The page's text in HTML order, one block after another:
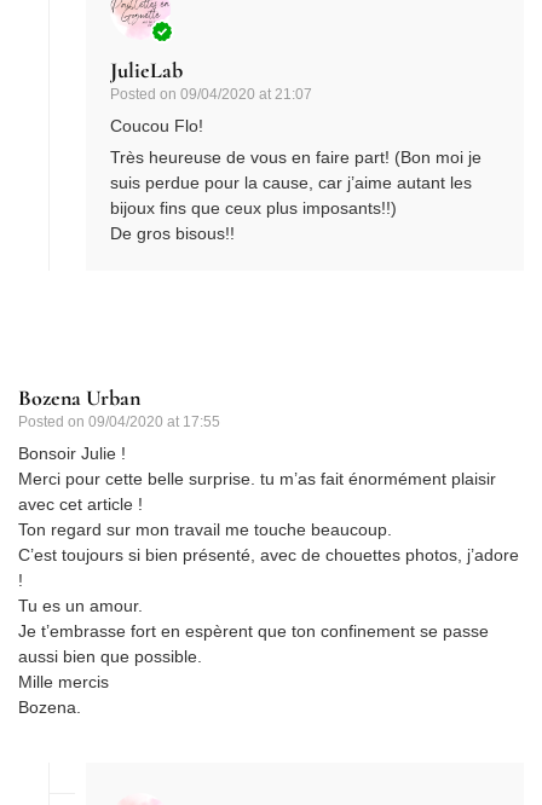
JulieLab
Posted on 09/04/2020 at 21:07
Coucou Flo!
Très heureuse de vous en faire part! (Bon moi je
suis perdue pour la cause, car j’aime autant les
bijoux fins que ceux plus imposants!!)
De gros bisous!!
Bozena Urban
Posted on 09/04/2020 at 17:55
Bonsoir Julie !
Merci pour cette belle surprise. tu m’as fait énormément plaisir
avec cet article !
Ton regard sur mon travail me touche beaucoup.
C’est toujours si bien présenté, avec de chouettes photos, j’adore
!
Tu es un amour.
Je t’embrasse fort en espèrent que ton confinement se passe
aussi bien que possible.
Mille mercis
Bozena.